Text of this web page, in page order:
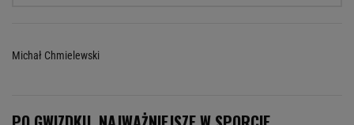
Michał Chmielewski